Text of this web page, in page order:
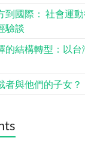
到國際： 社會運
驗談
的結構轉型：以
者與他們的子女？